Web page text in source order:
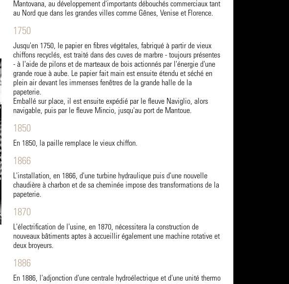
Mantovana, au développement d'importants débouchés commerciaux tant
au Nord que dans les grandes villes comme Gênes, Venise et Florence.
1750
Jusqu'en 1750, le papier en fibres végétales, fabriqué à partir de vieux
chiffons recyclés, est traité dans des cuves de marbre - toujours présentes
- à l'aide de pilons et de marteaux de bois actionnés par l'énergie d'une
grande roue à aube. Le papier fait main est ensuite étendu et séché en
plein air devant les immenses fenêtres de la grande halle de la
papeterie.
Emballé sur place, il est ensuite expédié par le fleuve Naviglio, alors
navigable, puis par le fleuve Mincio, jusqu'au port de Mantoue.
1850
En 1850, la paille remplace le vieux chiffon.
1866
L'installation, en 1866, d'une turbine hydraulique puis d'une nouvelle
chaudière à charbon et de sa cheminée impose des transformations de la
papeterie.
1870
L'électrification de l'usine, en 1870, nécessitera la construction de
nouveaux bâtiments aptes à accueillir également une machine rotative et
deux broyeurs.
1886
En 1886, l'adjonction d'une centrale hydroélectrique et d'une unité thermo